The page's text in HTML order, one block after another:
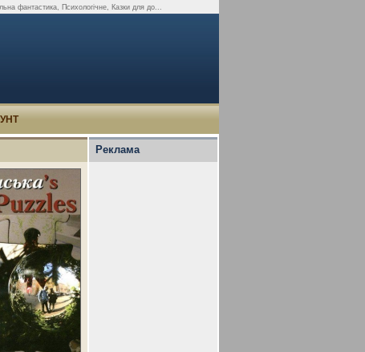
фантастика, Психологічне, Казки для до...
Реклама